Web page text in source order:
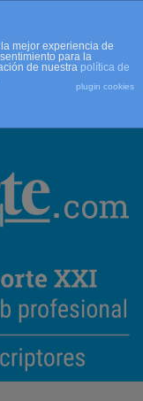
mejor experiencia de
para la
de nuestra política de
plugin cookies